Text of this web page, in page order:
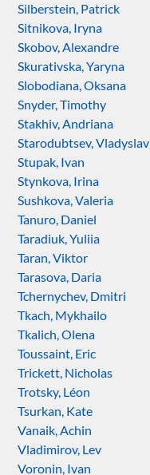
Silberstein, Patrick
Sitnikova, Iryna
Skobov, Alexandre
Skurativska, Yaryna
Slobodiana, Oksana
Snyder, Timothy
Stakhiv, Andriana
Starodubtsev, Vladyslav
Stupak, Ivan
Stynkova, Irina
Sushkova, Valeria
Tanuro, Daniel
Taradiuk, Yuliia
Taran, Viktor
Tarasova, Daria
Tchernychev, Dmitri
Tkach, Mykhailo
Tkalich, Olena
Toussaint, Eric
Trickett, Nicholas
Trotsky, Léon
Tsurkan, Kate
Vanaik, Achin
Vladimirov, Lev
Voronin, Ivan